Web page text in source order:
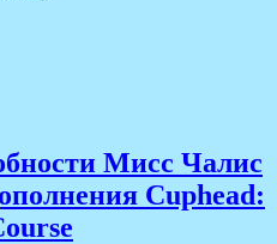
Мисс Чалис
Cuphead: